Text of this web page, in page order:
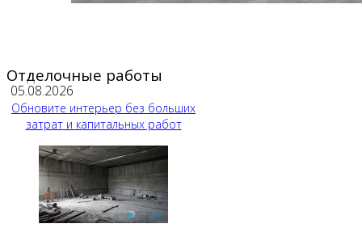
Отделочные работы
05.08.2026
Обновите интерьер без больших
затрат и капитальных работ